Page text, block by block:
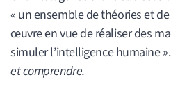
« un ensemble de théories et
œuvre en vue de réaliser des
simuler l’intelligence humaine
et comprendre.